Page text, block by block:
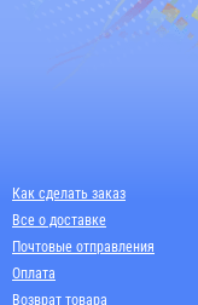
Как сделать заказ
Все о доставке
Почтовые отправления
Оплата
Возврат товара